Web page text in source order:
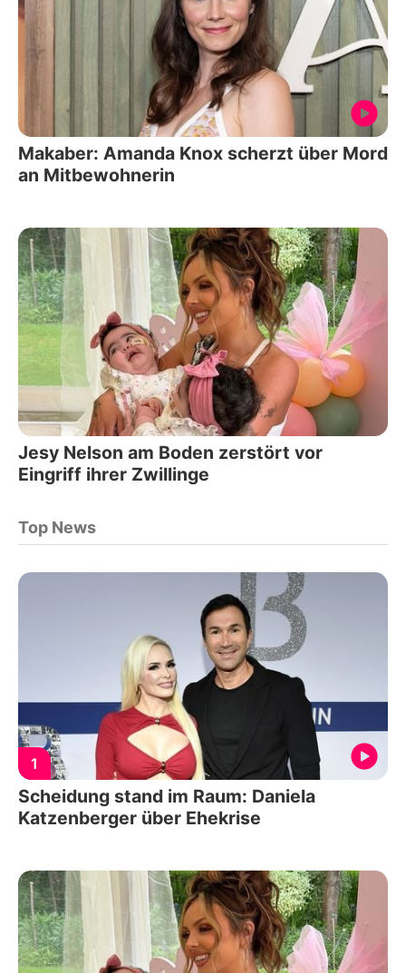
Makaber: Amanda Knox scherzt über Mord
an Mitbewohnerin
Jesy Nelson am Boden zerstört vor
Eingriff ihrer Zwillinge
Top News
1
Scheidung stand im Raum: Daniela
Katzenberger über Ehekrise